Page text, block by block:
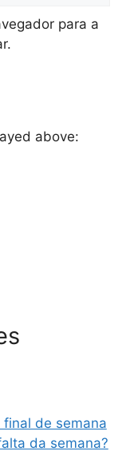
para a
above:
de semana
da semana?